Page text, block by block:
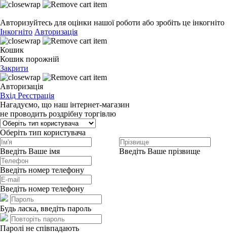
Авторизуйтесь для оцінки нашої роботи або зробіть це інкогніто
Інкогніто Авторизація
Кошик
Кошик порожній
Закрити
Авторизація
Вхід Реєстрація
Нагадуємо, що наш інтернет-магазин
не проводить роздрібну торгівлю
Оберіть тип користувача
Введіть Ваше імя Введіть Ваше прізвище
Введіть номер телефону
Введіть номер телефону
Будь ласка, введіть пароль
Паролі не співпадають